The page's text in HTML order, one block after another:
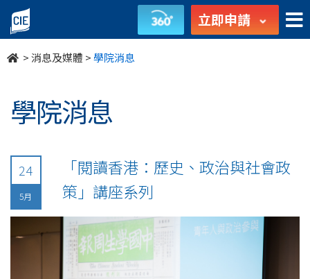
undefined 立即申請
>消息及媒體 >學院消息
學院消息
24
5月
「閱讀香港：歷史、政治與社會政
策」講座系列